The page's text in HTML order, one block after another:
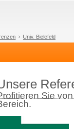
Univ. Bielefeld
Sie